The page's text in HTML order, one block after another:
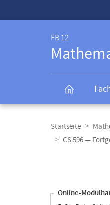
FB 12
Navigation
Startseite
CS 596 —
Online-